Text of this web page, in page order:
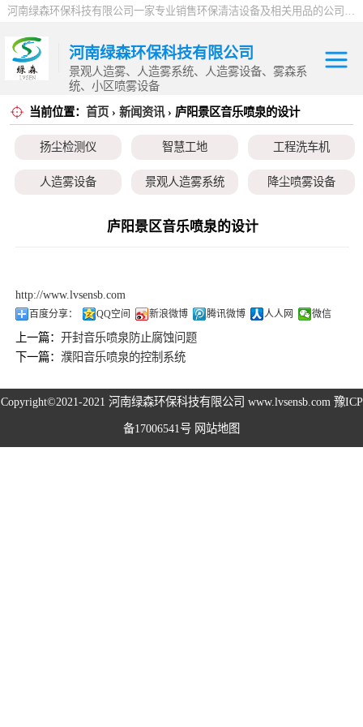
河南绿森环保科技有限公司一家专业销售环保清洁设备及相关用品的公司，产品包括：音乐喷泉、雾森系统、人造雾设备、景观人造雾、人造雾系统、小区喷雾设备、高压喷雾降尘设备、料仓喷雾除尘系统、喷雾降温加湿设备、郑州喷雾消毒设备，等八大系列上百个品种。
河南绿森环保科技有限公司
景观人造雾、人造雾系统、人造雾设备、雾森系
统、小区喷雾设备
当前位置： 首页 › 新闻资讯› 庐阳景区音乐喷泉的设计
扬尘检测仪 智慧工地 工程洗车机
人造雾设备 景观人造雾系统 降尘喷雾设备
高空除尘雾桩
庐阳景区音乐喷泉的设计
http://www.lvsensb.com
百度分享： QQ空间 新浪微博 腾讯微博 人人网 微信
上一篇：开封音乐喷泉防止腐蚀问题
下一篇：濮阳音乐喷泉的控制系统
Copyright©2021-2021 河南绿森环保科技有限公司 www.lvsensb.com 豫ICP
备17006541号 网站地图
扬尘检测仪
智慧工地
降尘喷雾设备
小区喷雾设备
高空除尘雾桩